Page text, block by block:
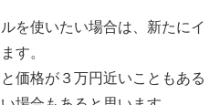
を使いたい場合は、新たにイ
す。
価格が３万円近いこともある